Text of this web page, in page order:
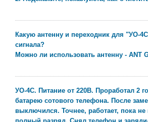
Какую антенну и переходник для "УО-
сигнала?
Можно ли использовать антенну - ANT
УО-4С. Питание от 220В. Проработал 2
батарею сотового телефона. После
выключился. Точнее, работает, пока